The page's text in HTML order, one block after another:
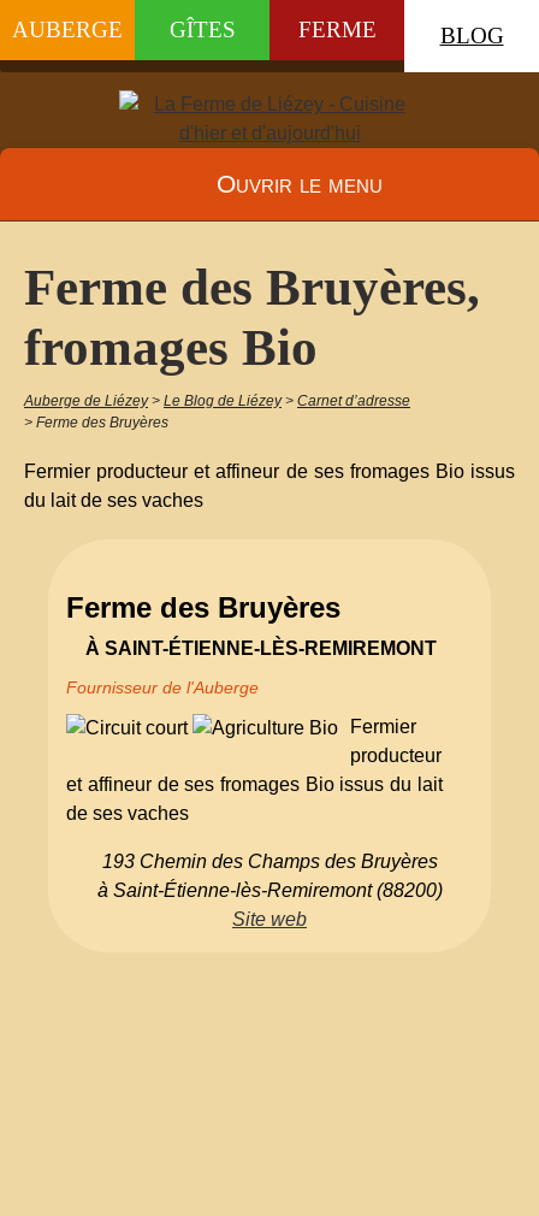
AUBERGE GÎTES FERME BLOG
Ouvrir le menu
Ferme des Bruyères,
fromages Bio
Auberge de Liézey > Le Blog de Liézey > Carnet d’adresse
> Ferme des Bruyères
Fermier producteur et affineur de ses fromages Bio issus
du lait de ses vaches
Ferme des Bruyères
À SAINT-ÉTIENNE-LÈS-REMIREMONT
Fournisseur de l'Auberge
Fermier
producteur
et affineur de ses fromages Bio issus du lait
de ses vaches
193 Chemin des Champs des Bruyères
à Saint-Étienne-lès-Remiremont (88200)
Site web